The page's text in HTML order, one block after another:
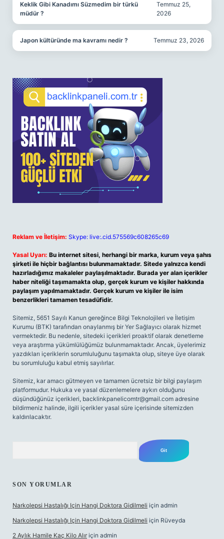
Keklik Gibi Kanadımı Süzmedim bir türkü
müdür ?
Temmuz 25,
2026
Japon kültüründe ma kavramı nedir ? Temmuz 23, 2026
Reklam ve İletişim: Skype: live:.cid.575569c608265c69
Yasal Uyarı: Bu internet sitesi, herhangi bir marka, kurum veya şahıs
şirketi ile hiçbir bağlantısı bulunmamaktadır. Sitede yalnızca kendi
hazırladığımız makaleler paylaşılmaktadır. Burada yer alan içerikler
haber niteliği taşımamakta olup, gerçek kurum ve kişiler hakkında
paylaşım yapılmamaktadır. Gerçek kurum ve kişiler ile isim
benzerlikleri tamamen tesadüfidir.
Sitemiz, 5651 Sayılı Kanun gereğince Bilgi Teknolojileri ve İletişim
Kurumu (BTK) tarafından onaylanmış bir Yer Sağlayıcı olarak hizmet
vermektedir. Bu nedenle, sitedeki içerikleri proaktif olarak denetleme
veya araştırma yükümlülüğümüz bulunmamaktadır. Ancak, üyelerimiz
yazdıkları içeriklerin sorumluluğunu taşımakta olup, siteye üye olarak
bu sorumluluğu kabul etmiş sayılırlar.
Sitemiz, kar amacı gütmeyen ve tamamen ücretsiz bir bilgi paylaşım
platformudur. Hukuka ve yasal düzenlemelere aykırı olduğunu
düşündüğünüz içerikleri, backlinkpanelicomtr@gmail.com adresine
bildirmeniz halinde, ilgili içerikler yasal süre içerisinde sitemizden
kaldırılacaktır.
SON YORUMLAR
Narkolepsi Hastalığı Için Hangi Doktora Gidilmeli için admin
Narkolepsi Hastalığı Için Hangi Doktora Gidilmeli için Rüveyda
2 Aylık Hamile Kaç Kilo Alır için admin